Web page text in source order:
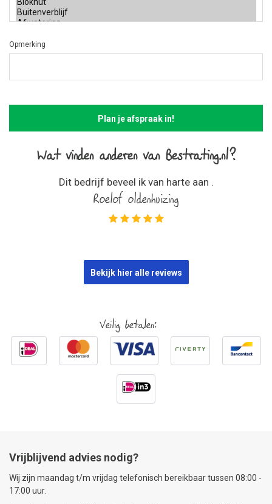
Opmerking
Plan je afspraak in!
Wat vinden anderen van Bestrating.nl?
Dit bedrijf beveel ik van harte aan .
Roelof oldenhuizing
Bekijk hier alle reviews
Veilig betalen:
Vrijblijvend advies nodig?
Wij zijn maandag t/m vrijdag telefonisch bereikbaar tussen 08:00 -
17:00 uur.